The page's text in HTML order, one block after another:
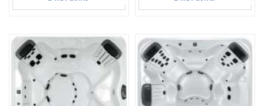
В КОРЗИНУ В КОРЗИНУ